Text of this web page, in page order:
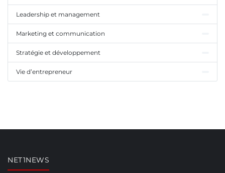
Leadership et management
Marketing et communication
Stratégie et développement
Vie d’entrepreneur
NET1NEWS